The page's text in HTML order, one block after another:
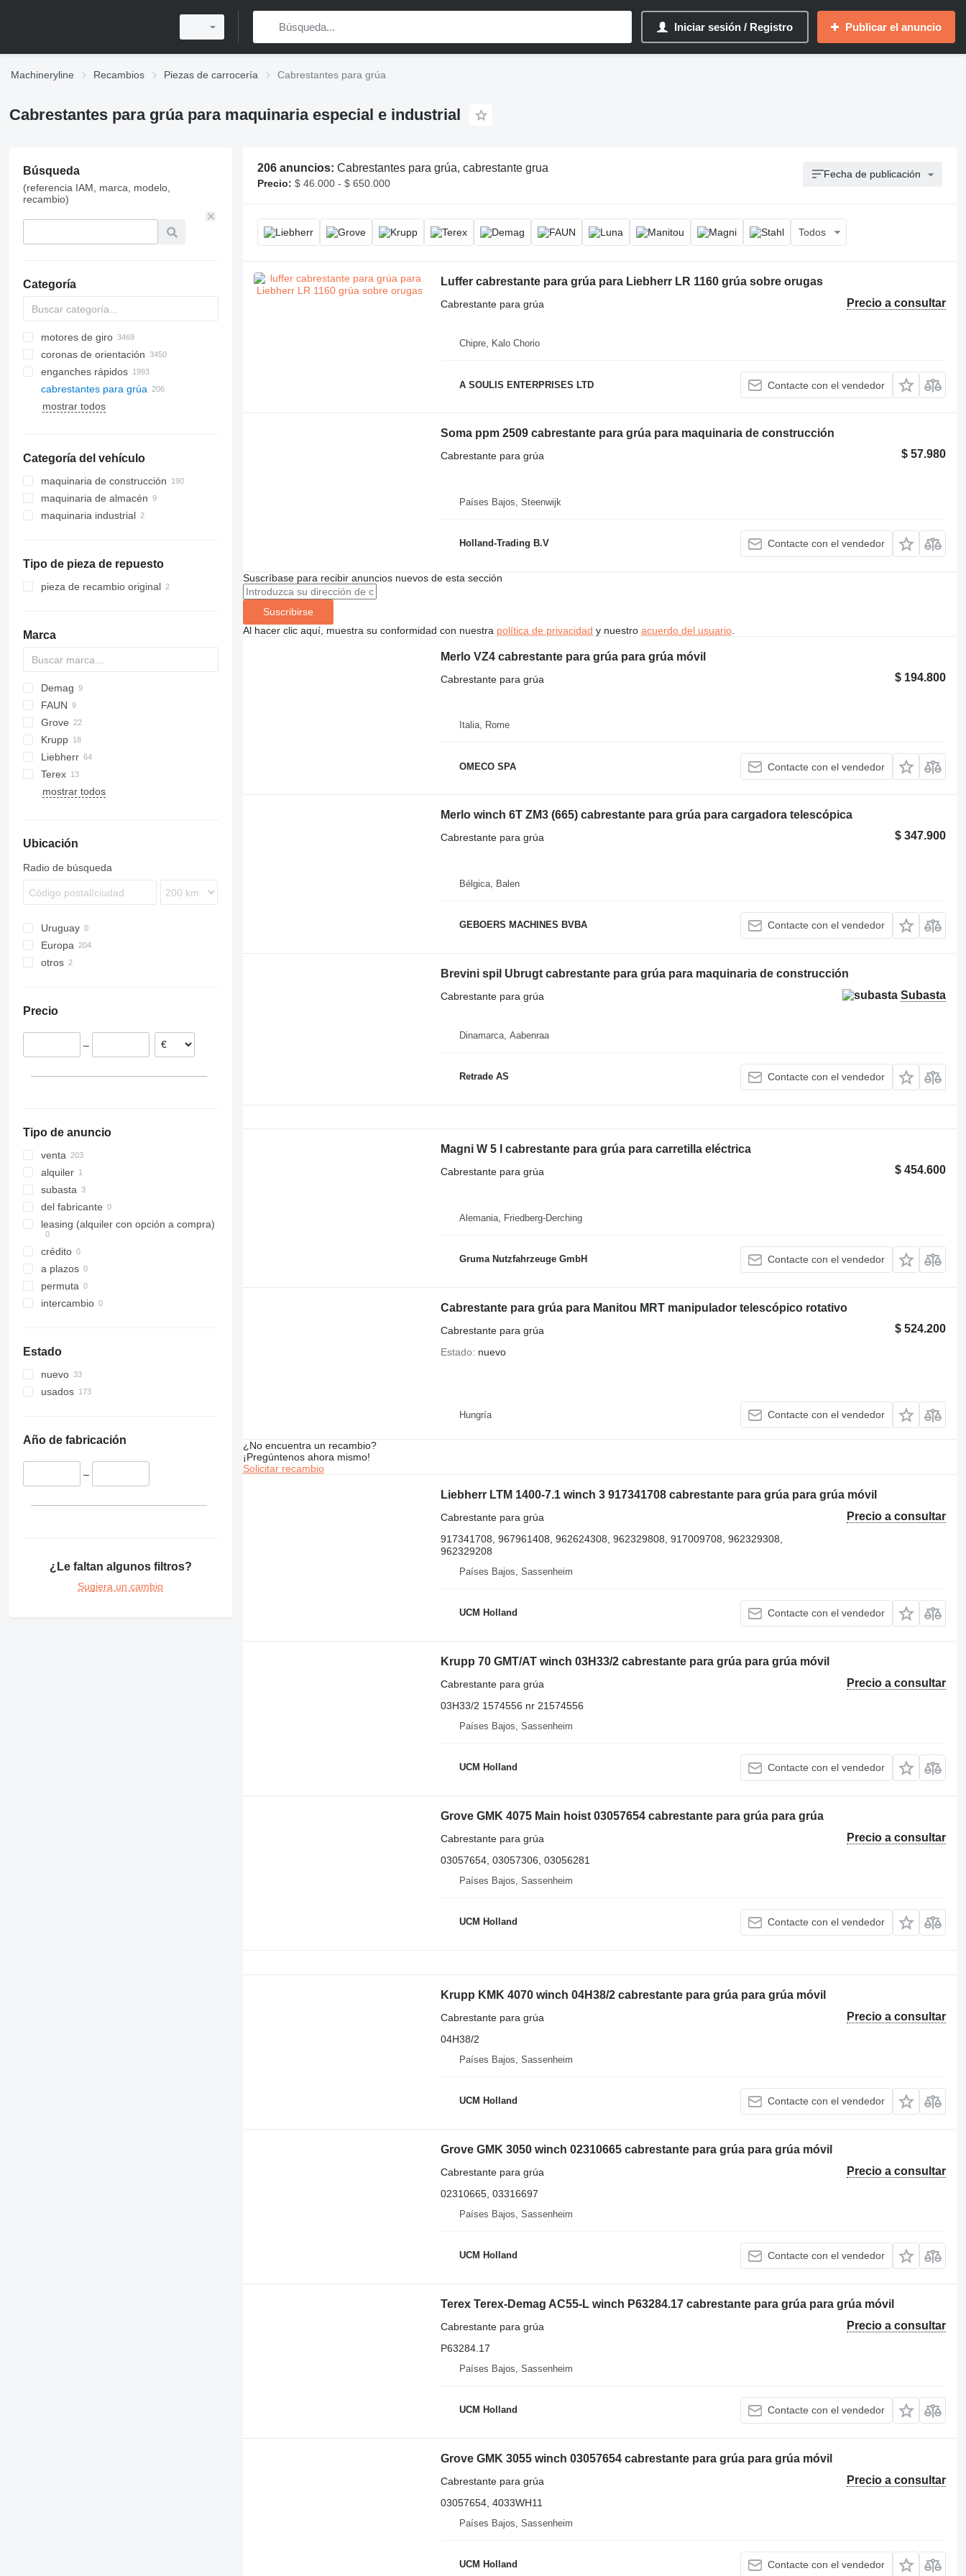
Iniciar sesión / Registro Publicar el anuncio
Machineryline Recambios Piezas de carrocería Cabrestantes para grúa
Cabrestantes para grúa para maquinaria especial e industrial
Búsqueda
(referencia IAM, marca, modelo,
recambio)
Categoría
motores de giro
coronas de orientación
enganches rápidos
cabrestantes para grúa
mostrar todos
Categoría del vehículo
maquinaria de construcción
excavadoras
retroexcavadoras
grúas
grúas todo terreno
grúas torres
bulldozers
otra maquinaria de construcción
maquinaria de almacén
carretillas elevadoras
manipuladores telescópicos
maquinaria industrial
Tipo de pieza de repuesto
pieza de recambio original
Marca
D series
Demag
AC
CC
FAUN
ATF
HK
RTF
Grove
GMK
KH
T-series
NK
7150
Krupp
GMT
KMK
Liebherr
LR
LTM
GT
RTH
TH
MRT
ROTO
SK
Terex
AC
mostrar todos
Ubicación
Radio de búsqueda
Uruguay
Europa
Portugal
Croacia
otros
Precio
–
Tipo de anuncio
venta
alquiler
subasta
del fabricante
leasing (alquiler con opción a compra)
crédito
a plazos
permuta
intercambio
Estado
nuevo
usados
Año de fabricación
–
¿Le faltan algunos filtros?
Sugiera un cambio
206 anuncios: Cabrestantes para grúa, cabrestante grua
Precio: $ 46.000 - $ 650.000
Fecha de publicación
Todos
Luffer cabrestante para grúa para Liebherr LR 1160 grúa sobre orugas
Precio a consultar
Cabrestante para grúa
Chipre, Kalo Chorio
A SOULIS ENTERPRISES LTD Contacte con el vendedor
Soma ppm 2509 cabrestante para grúa para maquinaria de construcción
$ 57.980
Cabrestante para grúa
Países Bajos, Steenwijk
Holland-Trading B.V Contacte con el vendedor
Suscríbase para recibir anuncios nuevos de esta sección
Suscribirse
Al hacer clic aquí, muestra su conformidad con nuestra política de privacidad y nuestro acuerdo del usuario.
Merlo VZ4 cabrestante para grúa para grúa móvil
$ 194.800
Cabrestante para grúa
Italia, Rome
OMECO SPA Contacte con el vendedor
Merlo winch 6T ZM3 (665) cabrestante para grúa para cargadora telescópica
$ 347.900
Cabrestante para grúa
Bélgica, Balen
GEBOERS MACHINES BVBA Contacte con el vendedor
Brevini spil Ubrugt cabrestante para grúa para maquinaria de construcción
Subasta
Cabrestante para grúa
Dinamarca, Aabenraa
Retrade AS Contacte con el vendedor
Magni W 5 I cabrestante para grúa para carretilla eléctrica
$ 454.600
Cabrestante para grúa
Alemania, Friedberg-Derching
Gruma Nutzfahrzeuge GmbH Contacte con el vendedor
Cabrestante para grúa para Manitou MRT manipulador telescópico rotativo
$ 524.200
Cabrestante para grúa
Estado
nuevo
Hungría Contacte con el vendedor
¿No encuentra un recambio?
¡Pregúntenos ahora mismo!
Solicitar recambio
Liebherr LTM 1400-7.1 winch 3 917341708 cabrestante para grúa para grúa móvil
Precio a consultar
Cabrestante para grúa
917341708, 967961408, 962624308, 962329808, 917009708, 962329308,
962329208
Países Bajos, Sassenheim
UCM Holland Contacte con el vendedor
Krupp 70 GMT/AT winch 03H33/2 cabrestante para grúa para grúa móvil
Precio a consultar
Cabrestante para grúa
03H33/2 1574556 nr 21574556
Países Bajos, Sassenheim
UCM Holland Contacte con el vendedor
Grove GMK 4075 Main hoist 03057654 cabrestante para grúa para grúa
Precio a consultar
Cabrestante para grúa
03057654, 03057306, 03056281
Países Bajos, Sassenheim
UCM Holland Contacte con el vendedor
Krupp KMK 4070 winch 04H38/2 cabrestante para grúa para grúa móvil
Precio a consultar
Cabrestante para grúa
04H38/2
Países Bajos, Sassenheim
UCM Holland Contacte con el vendedor
Grove GMK 3050 winch 02310665 cabrestante para grúa para grúa móvil
Precio a consultar
Cabrestante para grúa
02310665, 03316697
Países Bajos, Sassenheim
UCM Holland Contacte con el vendedor
Terex Terex-Demag AC55-L winch P63284.17 cabrestante para grúa para grúa móvil
Precio a consultar
Cabrestante para grúa
P63284.17
Países Bajos, Sassenheim
UCM Holland Contacte con el vendedor
Grove GMK 3055 winch 03057654 cabrestante para grúa para grúa móvil
Precio a consultar
Cabrestante para grúa
03057654, 4033WH11
Países Bajos, Sassenheim
UCM Holland Contacte con el vendedor